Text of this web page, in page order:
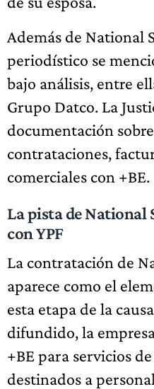
Además de National
periodístico se
bajo análisis, entre
Grupo Datco. La
documentación
contrataciones,
comerciales con +BE.
La pista de National
con YPF
La contratación de
aparece como el
esta etapa de la
difundido, la
+BE para servicios
destinados a